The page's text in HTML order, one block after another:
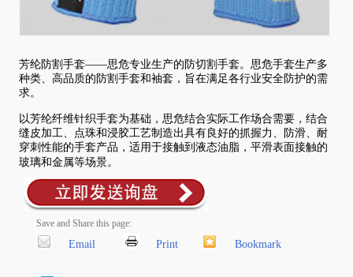
芳纶防割手套——思危专业生产的防切割手套。思危手套生产多
种类、高品质的防割手套和袖套，旨在满足各行业安全防护的需
求。
以芳纶纤维针织手套为基础，思危结合实际工作场合需要，结合
缝皮加工、点珠和浸胶工艺制造出具有良好的抓握力、防滑、耐
穿刺性能的手套产品，适用于接触到液态油脂，平滑表面接触的
玻璃和金属等场景。
Save and Share this page:
Email Print Bookmark